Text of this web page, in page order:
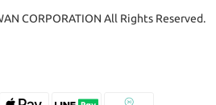
CORPORATION All Rights Reserved.